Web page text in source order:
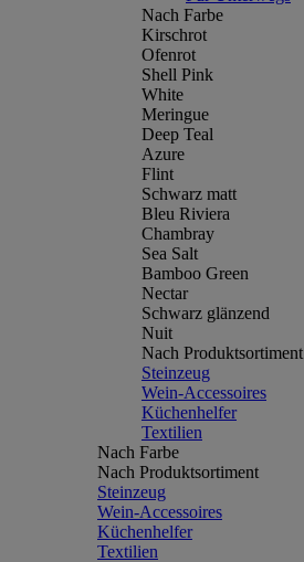
Nach Farbe
Kirschrot
Ofenrot
Shell Pink
White
Meringue
Deep Teal
Azure
Flint
Schwarz matt
Bleu Riviera
Chambray
Sea Salt
Bamboo Green
Nectar
Schwarz glänzend
Nuit
Nach Produktsortiment
Steinzeug
Wein-Accessoires
Küchenhelfer
Textilien
Nach Farbe
Nach Produktsortiment
Steinzeug
Wein-Accessoires
Küchenhelfer
Textilien